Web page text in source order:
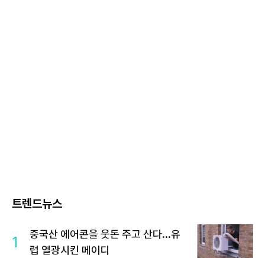
트렌드뉴스
1
중국산 에어콘을 웃돈 주고 산다...유
럽 열광시킨 메이디